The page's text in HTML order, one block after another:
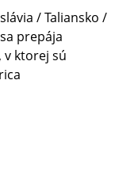
/ Taliansko /
prepája
ktorej sú